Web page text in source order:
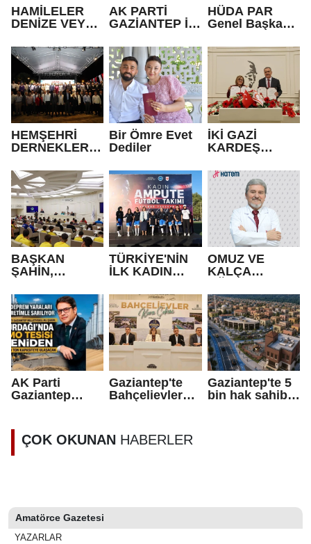
HAMİLELER
DENİZE VEYA
GİREBİLİR Mİ?
AK PARTİ
GAZİANTEP İL
FEDAİOĞLU’N
DAN SİVİL
TOPLUM
KURULUŞLARI
NA ZİYARET
HÜDA PAR
Genel Başkanı
Terör ülkenin
gündeminden
bütünüyle
çıkmalı
HEMŞEHRİ
DERNEKLERİ
RENKLİ
GÖRÜNTÜLER
LE AÇILDI
Bir Ömre Evet
Dediler
İKİ GAZİ
KARDEŞ
BAŞKAN
ŞAHİN,
BELEDİYE
SPOR
KULÜBÜ’NÜN
BAŞARILI
SPORCULARIY
LA BİR ARAYA
GELDİ
TÜRKİYE'NİN
İLK KADIN
TAKIMI GAZİ
ŞEHİR'DE!
OMUZ VE
KALÇA
NEDENİ
POLİMİYALJİ
ROMATİKA
OLABİLİR
AK Parti
Gaziantep
Nurdağı
müjdesi
Gaziantep'te
Bahçelievler
bin kişi
belirlendi
Gaziantep'te 5
bin hak sahibi
ÇOK OKUNAN HABERLER
Amatörce Gazetesi
YAZARLAR